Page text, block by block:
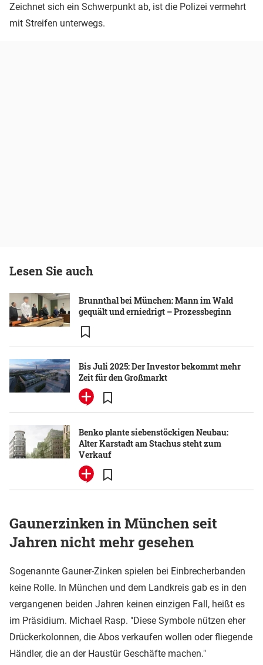
Zeichnet sich ein Schwerpunkt ab, ist die Polizei vermehrt
mit Streifen unterwegs.
Lesen Sie auch
Brunnthal bei München: Mann im Wald
gequält und erniedrigt – Prozessbeginn
Bis Juli 2025: Der Investor bekommt mehr
Zeit für den Großmarkt
Benko plante siebenstöckigen Neubau:
Alter Karstadt am Stachus steht zum
Verkauf
Gaunerzinken in München seit
Jahren nicht mehr gesehen
Sogenannte Gauner-Zinken spielen bei Einbrecherbanden
keine Rolle. In München und dem Landkreis gab es in den
vergangenen beiden Jahren keinen einzigen Fall, heißt es
im Präsidium. Michael Rasp. "Diese Symbole nützen eher
Drückerkolonnen, die Abos verkaufen wollen oder fliegende
Händler, die an der Haustür Geschäfte machen."